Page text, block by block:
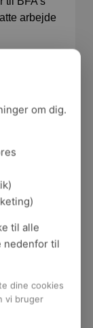
arbejde
om dig.
til alle
nedenfor til
dine cookies
vi bruger